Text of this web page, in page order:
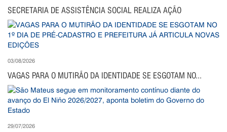
SECRETARIA DE ASSISTÊNCIA SOCIAL REALIZA AÇÃO
03/08/2026
VAGAS PARA O MUTIRÃO DA IDENTIDADE SE ESGOTAM NO...
29/07/2026